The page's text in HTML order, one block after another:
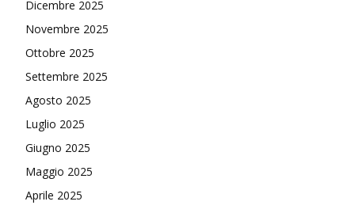
Dicembre 2025
Novembre 2025
Ottobre 2025
Settembre 2025
Agosto 2025
Luglio 2025
Giugno 2025
Maggio 2025
Aprile 2025